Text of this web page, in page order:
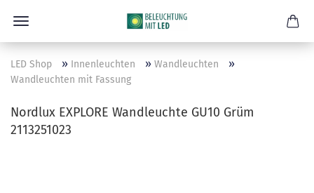
LED Shop » Innenleuchten » Wandleuchten »
Wandleuchten mit Fassung
Nordlux EXPLORE Wandleuchte GU10 Grüm
2113251023